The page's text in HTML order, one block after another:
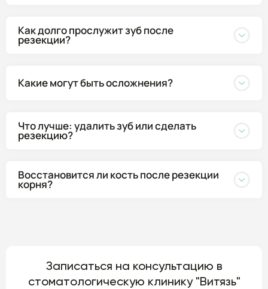
Как долго прослужит зуб после
резекции?
Какие могут быть осложнения?
Что лучше: удалить зуб или сделать
резекцию?
Восстановится ли кость после резекции
корня?
Записаться на консультацию в
стоматологическую клинику "Витязь"